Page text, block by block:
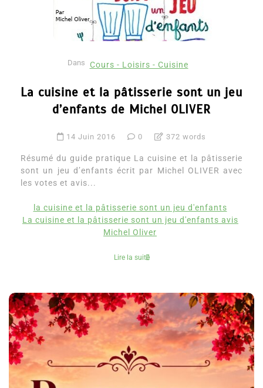
Dans Cours - Loisirs - Cuisine
La cuisine et la pâtisserie sont un jeu
d’enfants de Michel OLIVER
14 Juin 2016 0 372 words
Résumé du guide pratique La cuisine et la pâtisserie
sont un jeu d’enfants écrit par Michel OLIVER avec
les votes et avis...
la cuisine et la pâtisserie sont un jeu d'enfants
La cuisine et la pâtisserie sont un jeu d'enfants avis
Michel Oliver
Lire la suite